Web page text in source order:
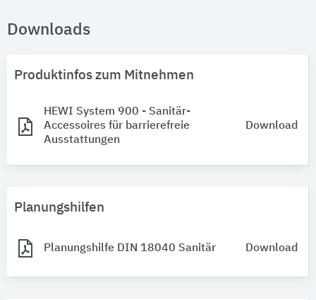
Downloads
Produktinfos zum Mitnehmen
HEWI System 900 - Sanitär-
Accessoires für barrierefreie
Ausstattungen
Download
Planungshilfen
Planungshilfe DIN 18040 Sanitär Download